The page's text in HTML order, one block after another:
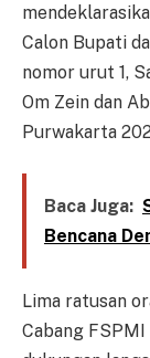
Calon Bupati
nomor urut 1,
Om Zein dan
Purwakarta
Baca Juga:
Bencana
Lima ratusan
Cabang